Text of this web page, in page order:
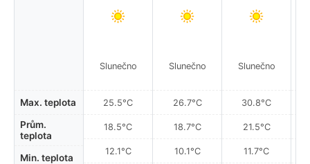
Max. teplota
Prům.
teplota
Min. teplota
Slunečno
25.5°C
18.5°C
12.1°C
Slunečno
26.7°C
18.7°C
10.1°C
Slunečno
30.8°C
21.5°C
11.7°C